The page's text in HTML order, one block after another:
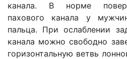
канала. В норме
пахового канала у
пальца. При ослаблении
канала можно свободно
горизонтальную ветвь